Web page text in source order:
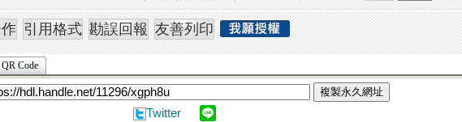
QR Code
複製永久網址
Twitter